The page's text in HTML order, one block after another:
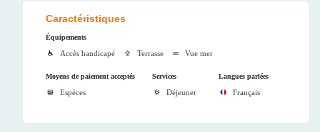
Caractéristiques
Équipements
Accès handicapé Terrasse Vue mer
Moyens de paiement acceptés
Espèces
Services
Déjeuner
Langues parlées
Français